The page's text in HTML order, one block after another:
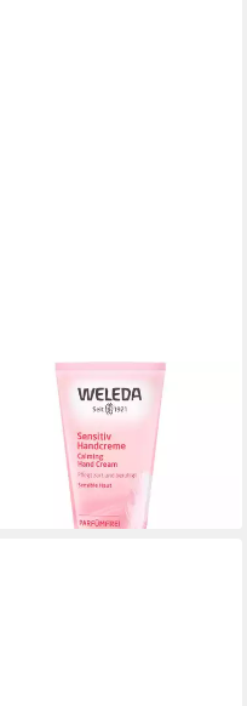
Handcreme Sensitiv, 50 ml
ab 6,95 €
(139,00 €/ 1 l)
lieferbar - in 2-3 Werktagen bei dir